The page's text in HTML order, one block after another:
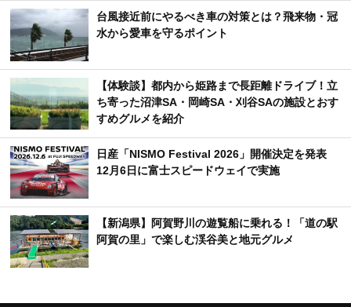
台風接近前にやるべき車の対策とは？飛来物・冠
水から愛車を守るポイント
【体験談】都内から姫路まで長距離ドライブ！立
ち寄った沼津SA・岡崎SA・刈谷SAの施設とおす
すめグルメを紹介
日産「NISMO Festival 2026」開催決定を発表
12月6日に富士スピードウェイで実施
【新潟県】阿賀野川の遊覧船に乗れる！「道の駅
阿賀の里」で楽しむ渓谷美と地元グルメ